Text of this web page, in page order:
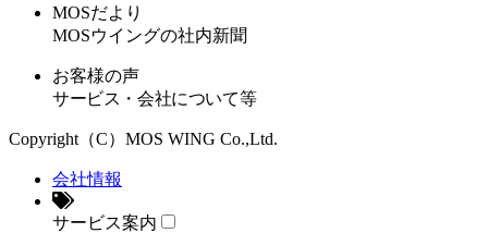
MOSだより
MOSウイングの社内新聞
お客様の声
サービス・会社について等
Copyright（C）MOS WING Co.,Ltd.
会社情報
サービス案内